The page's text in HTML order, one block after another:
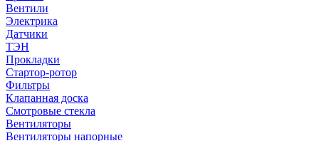
Вентили
Электрика
Датчики
ТЭН
Прокладки
Стартор-ротор
Фильтры
Клапанная доска
Смотровые стекла
Вентиляторы
Вентиляторы напорные